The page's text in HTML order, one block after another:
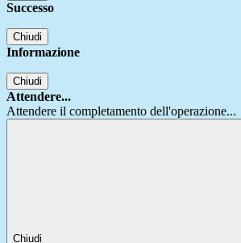
Successo
Chiudi
Informazione
Chiudi
Attendere...
Attendere il completamento dell'operazione...
Chiudi